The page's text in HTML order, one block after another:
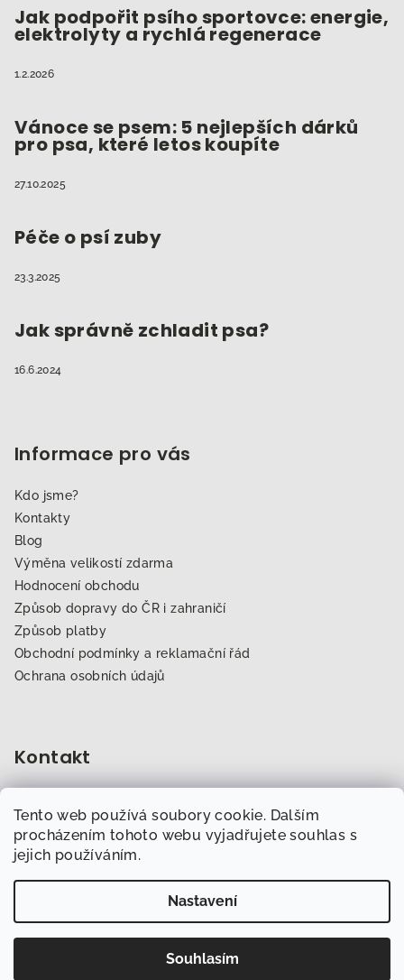
Tento web používá soubory cookie. Dalším
procházením tohoto webu vyjadřujete souhlas s
jejich používáním.
Nastavení
Souhlasím
Jak podpořit psího sportovce: energie,
elektrolyty a rychlá regenerace
1.2.2026
Vánoce se psem: 5 nejlepších dárků
pro psa, které letos koupíte
27.10.2025
Péče o psí zuby
23.3.2025
Jak správně zchladit psa?
16.6.2024
Informace pro vás
Kdo jsme?
Kontakty
Blog
Výměna velikostí zdarma
Hodnocení obchodu
Způsob dopravy do ČR i zahraničí
Způsob platby
Obchodní podmínky a reklamační řád
Ochrana osobních údajů
Kontakt
702 007 759